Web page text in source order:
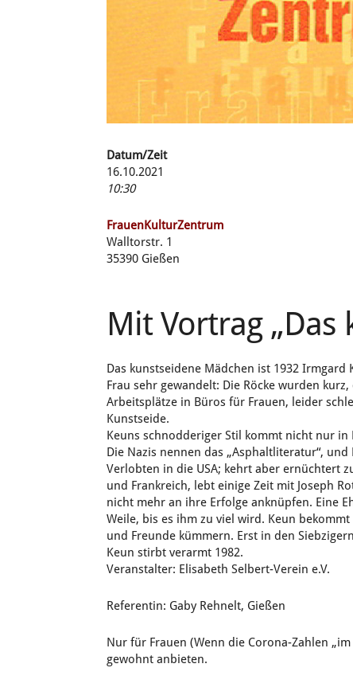
Datum/Zeit
16.10.2021
10:30
FrauenKulturZentrum
Walltorstr. 1
35390 Gießen
Mit Vortrag „Das
Das kunstseidene Mädchen ist 1932
Frau sehr gewandelt: Die Röcke wurden
Arbeitsplätze in Büros für Frauen, leider
Kunstseide.
Keuns schnodderiger Stil kommt nicht nur in
Die Nazis nennen das „Asphaltliteratur“,
Verlobten in die USA; kehrt aber ernüchtert
und Frankreich, lebt einige Zeit mit Joseph
nicht mehr an ihre Erfolge anknüpfen. Eine
Weile, bis es ihm zu viel wird. Keun
und Freunde kümmern. Erst in den
Keun stirbt verarmt 1982.
Veranstalter: Elisabeth Selbert-Verein e.V.
Referentin: Gaby Rehnelt, Gießen
Nur für Frauen (Wenn die Corona-Zahlen
gewohnt anbieten.